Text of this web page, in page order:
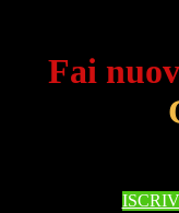
Fai